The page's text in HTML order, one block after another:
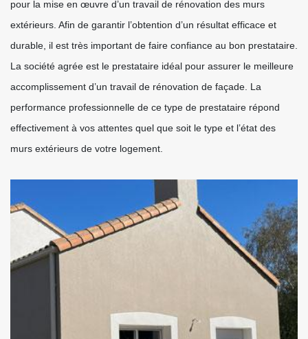
pour la mise en œuvre d’un travail de rénovation des murs
extérieurs. Afin de garantir l’obtention d’un résultat efficace et
durable, il est très important de faire confiance au bon prestataire.
La société agrée est le prestataire idéal pour assurer le meilleure
accomplissement d’un travail de rénovation de façade. La
performance professionnelle de ce type de prestataire répond
effectivement à vos attentes quel que soit le type et l’état des
murs extérieurs de votre logement.